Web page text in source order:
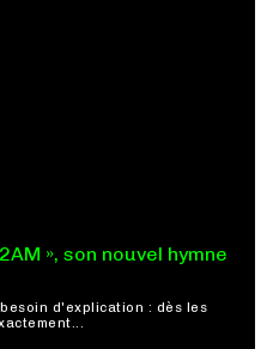
», son nouvel hymne
d'explication : dès les